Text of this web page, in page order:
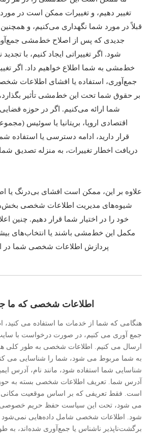
تغییر دهیم، و تغییرات ممکن است در
قبلاً در مورد شما نگهداری می‌کنیم، و
جدیدی که پس از اصلاح خط‌مشی
شود. اگر تغییراتی ایجاد کنیم، با تجدید
خط‌مشی به شما اطلاع خواهیم داد. اگر
جمع‌آوری، استفاده یا افشای اطلاعات
بر حقوق شما تحت این خط‌مشی تأثیر
شما ارائه می‌کنیم. اگر در حوزه
اقتصادی اروپا، بریتانیا یا سوئیس
قرار دارید، ادامه دسترسی یا استفاده
دریافت اخطار تغییرات، به منزله تصدیق
علاوه بر این، ممکن است افشای بی‌درنگ یا
شیوه‌های مدیریت اطلاعات شخصی
خود را در اختیار شما قرار دهیم. چنین
مکمل این خط‌مشی باشند یا انتخاب‌های
پردازش اطلاعات شخصی شما در
اطلاعات شخصی که ما
هنگامی که شما از خدمات ما استفاده می کنید،
جمع آوری می کنیم، در صورت درخواست با
ارسال می کنیم. اطلاعات شخصی به طور کلی
به شما مربوط می شود، شما را شناسایی می کند
شناسایی شما استفاده شود، مانند نام، آدرس
آدرس شما. تعریف اطلاعات شخصی بسته به
است. فقط تعریفی که بر اساس موقعیت مکانی
می شود، تحت این سیاست حفظ حریم خصوصی
شود. اطلاعات شخصی شامل داده‌هایی نمی‌شود
برگشت‌ناپذیر ناشناس یا جمع‌آوری شده‌اند، به